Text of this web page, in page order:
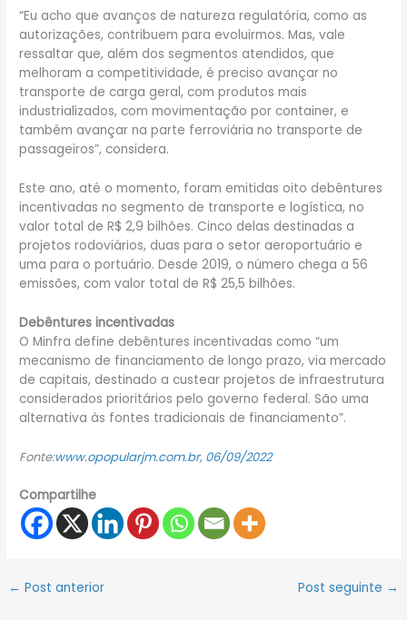
“Eu acho que avanços de natureza regulatória, como as
autorizações, contribuem para evoluirmos. Mas, vale
ressaltar que, além dos segmentos atendidos, que
melhoram a competitividade, é preciso avançar no
transporte de carga geral, com produtos mais
industrializados, com movimentação por container, e
também avançar na parte ferroviária no transporte de
passageiros”, considera.
Este ano, até o momento, foram emitidas oito debêntures
incentivadas no segmento de transporte e logística, no
valor total de R$ 2,9 bilhões. Cinco delas destinadas a
projetos rodoviários, duas para o setor aeroportuário e
uma para o portuário. Desde 2019, o número chega a 56
emissões, com valor total de R$ 25,5 bilhões.
Debêntures incentivadas
O Minfra define debêntures incentivadas como “um
mecanismo de financiamento de longo prazo, via mercado
de capitais, destinado a custear projetos de infraestrutura
considerados prioritários pelo governo federal. São uma
alternativa às fontes tradicionais de financiamento”.
Fonte:www.opopularjm.com.br, 06/09/2022
Compartilhe
← Post anterior Post seguinte →